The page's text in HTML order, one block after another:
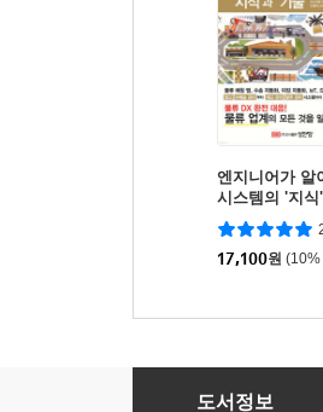
엔지니어가 알
시스템의 '지
17,100원 (10%
엔지니어가 알아야 할
도서정보